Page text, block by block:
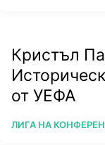
Кристъл
от УЕФА
ПОВЕЧЕ ОТ
ЛИГА НА